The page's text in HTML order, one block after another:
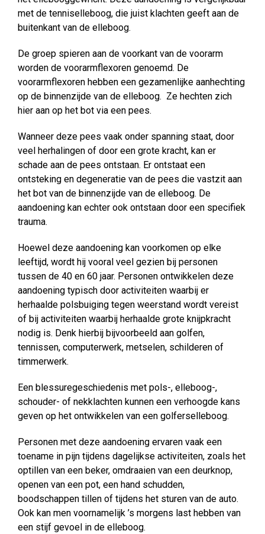
met de tenniselleboog, die juist klachten geeft aan de
buitenkant van de elleboog.
De groep spieren aan de voorkant van de voorarm
worden de voorarmflexoren genoemd. De
voorarmflexoren hebben een gezamenlijke aanhechting
op de binnenzijde van de elleboog. Ze hechten zich
hier aan op het bot via een pees.
Wanneer deze pees vaak onder spanning staat, door
veel herhalingen of door een grote kracht, kan er
schade aan de pees ontstaan. Er ontstaat een
ontsteking en degeneratie van de pees die vastzit aan
het bot van de binnenzijde van de elleboog. De
aandoening kan echter ook ontstaan door een specifiek
trauma.
Hoewel deze aandoening kan voorkomen op elke
leeftijd, wordt hij vooral veel gezien bij personen
tussen de 40 en 60 jaar. Personen ontwikkelen deze
aandoening typisch door activiteiten waarbij er
herhaalde polsbuiging tegen weerstand wordt vereist
of bij activiteiten waarbij herhaalde grote knijpkracht
nodig is. Denk hierbij bijvoorbeeld aan golfen,
tennissen, computerwerk, metselen, schilderen of
timmerwerk.
Een blessuregeschiedenis met pols-, elleboog-,
schouder- of nekklachten kunnen een verhoogde kans
geven op het ontwikkelen van een golferselleboog.
Personen met deze aandoening ervaren vaak een
toename in pijn tijdens dagelijkse activiteiten, zoals het
optillen van een beker, omdraaien van een deurknop,
openen van een pot, een hand schudden,
boodschappen tillen of tijdens het sturen van de auto.
Ook kan men voornamelijk ’s morgens last hebben van
een stijf gevoel in de elleboog.